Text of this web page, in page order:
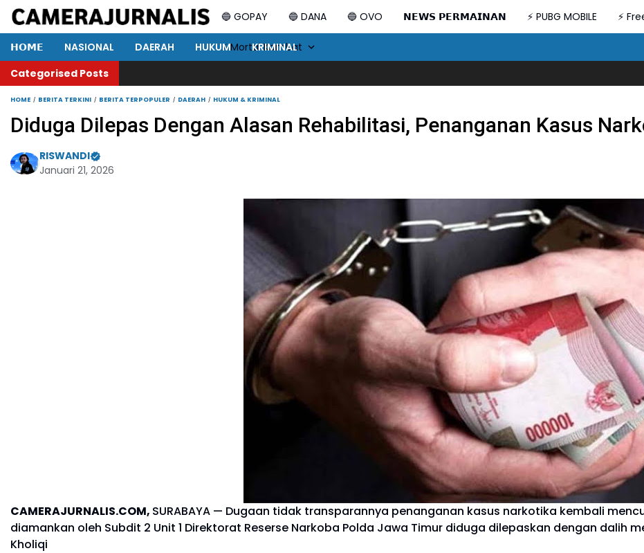
🔵 GOPAY 🔵 DANA 🔵 OVO 𝗡𝗘𝗪𝗦 𝗣𝗘𝗥𝗠𝗔𝗜𝗡𝗔𝗡 ⚡ PUBG MOBILE ⚡
⚡ Mortal Kombat
𝗛𝗢𝗠𝗘 NASIONAL DAERAH HUKUM
KRIMINAL
Categorised Posts
234SC Kota
HOME BERITA TERKINI BERITA TERPOPULER DAERAH HUKUM & KRIMINAL
Diduga Dilepas Dengan Alasan Rehabilitasi, Penanganan Kasus
RISWANDI
Januari 21, 2026
CAMERAJURNALIS.COM, SURABAYA — Dugaan tidak transparannya penanganan kasus narkotika kembali
diamankan oleh Subdit 2 Unit 1 Direktorat Reserse Narkoba Polda Jawa Timur diduga dilepaskan dengan dalih
Kholiqi